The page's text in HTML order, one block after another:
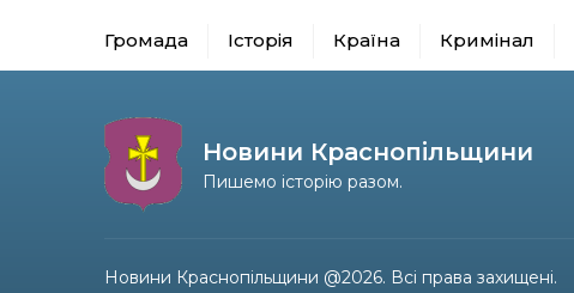
Громада Історія Країна Кримінал
Новини Краснопільщини
Пишемо історію разом.
Новини Краснопільщини @2026. Всі права захищені.